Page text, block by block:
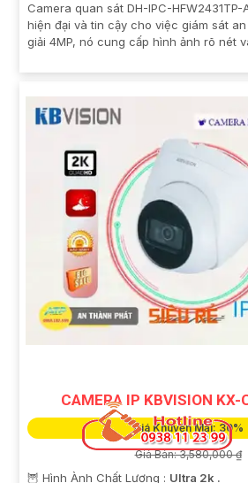
Camera quan sát DH-IPC-
hiện đại và tin cậy cho việc giám sát
giải 4MP, nó cung cấp hình ảnh rõ nét
CAMERA IP KBVISION
Giá Khuyến Mại: 30%
Giá Bán: 3,580,000 ₫
🦉 Hình Ành Chất Lượng : Ultra 2k .